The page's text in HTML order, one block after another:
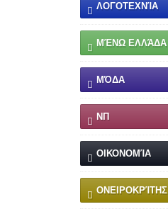
ΛΟΓΟΤΕΧΝΊΑ
ΜΈΝΩ ΕΛΛΆΔΑ
ΜΌΔΑ
ΝΠ
ΟΙΚΟΝΟΜΊΑ
ΟΝΕΙΡΟΚΡΊΤΗΣ